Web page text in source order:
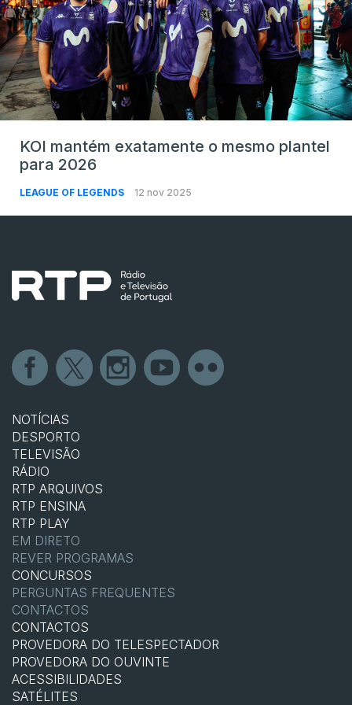
KOI mantém exatamente o mesmo plantel
para 2026
LEAGUE OF LEGENDS 12 nov 2025
NOTÍCIAS
DESPORTO
TELEVISÃO
RÁDIO
RTP ARQUIVOS
RTP ENSINA
RTP PLAY
EM DIRETO
REVER PROGRAMAS
CONCURSOS
PERGUNTAS FREQUENTES
CONTACTOS
CONTACTOS
PROVEDORA DO TELESPECTADOR
PROVEDORA DO OUVINTE
ACESSIBILIDADES
SATÉLITES